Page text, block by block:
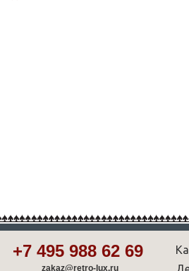
+7 495 988 62 69
zakaz@retro-lux.ru